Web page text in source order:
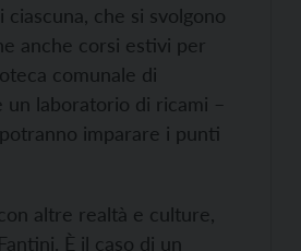
che si svolgono
anche corsi estivi per
comunale di
un laboratorio di ricami –
imparare i punti
altre realtà e culture,
È il caso di un